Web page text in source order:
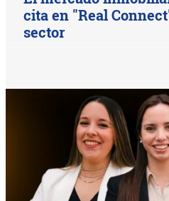
cita en "Real
sector